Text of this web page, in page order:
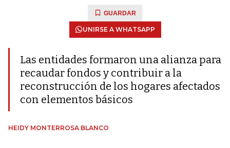
GUARDAR
UNIRSE A WHATSAPP
Las entidades formaron una alianza para
recaudar fondos y contribuir a la
reconstrucción de los hogares afectados
con elementos básicos
HEIDY MONTERROSA BLANCO